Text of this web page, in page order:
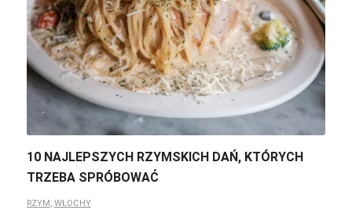
10 NAJLEPSZYCH RZYMSKICH DAŃ, KTÓRYCH
TRZEBA SPRÓBOWAĆ
RZYM , WŁOCHY